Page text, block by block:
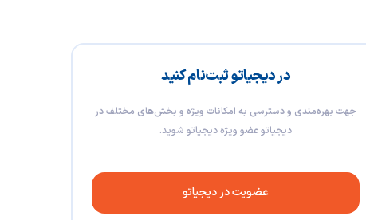
در دیجیاتو ثبت‌نام کنید
جهت بهره‌مندی و دسترسی به امکانات ویژه و بخش‌های مختلف در
دیجیاتو عضو ویژه دیجیاتو شوید.
عضویت در دیجیاتو